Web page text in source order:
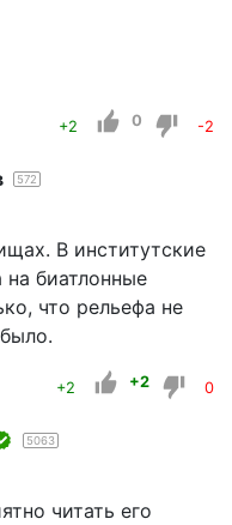
+2 0 -2
572
В институтские
биатлонные
что рельефа не
+2 +2 0
5063
читать его